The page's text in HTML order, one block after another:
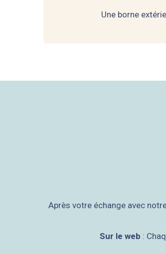
Une borne
Après votre échange avec
Sur le web :